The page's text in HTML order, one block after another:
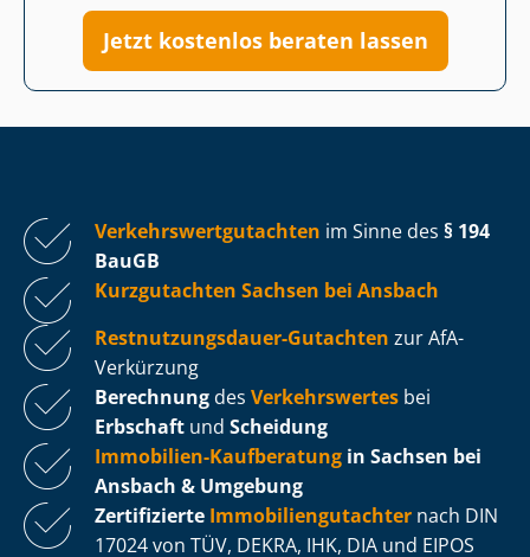
Jetzt kostenlos beraten lassen
Ver­kehrs­wert­gut­ach­ten im Sinne des § 194
BauGB
Kurzgutachten Sachsen bei Ansbach
Rest­nut­zungs­dau­er-Gutachten zur AfA-
Verkürzung
Berechnung des Verkehrswertes bei
Erbschaft und Scheidung
Immobilien-Kaufberatung in Sachsen bei
Ansbach & Umgebung
Zertifizierte Im­mo­bi­li­en­gut­ach­ter nach DIN
17024 von TÜV, DEKRA, IHK, DIA und EIPOS